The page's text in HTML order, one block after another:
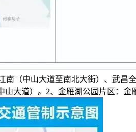
（中山大道至南北大街）、武昌
大道）。2、金雁湖公园片区：